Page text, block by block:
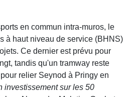
en commun intra-muros, le
à haut niveau de service (BHNS)
Ce dernier est prévu pour
tandis qu'un tramway reste
relier Seynod à Pringy en
investissement sur les 50